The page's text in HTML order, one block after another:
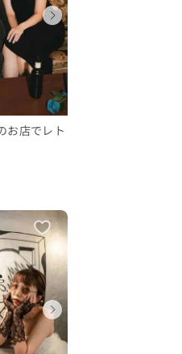
ト
お店でレト
ト